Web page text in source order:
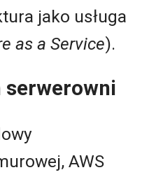
jako usługa
as a Service).
serwerowni
AWS